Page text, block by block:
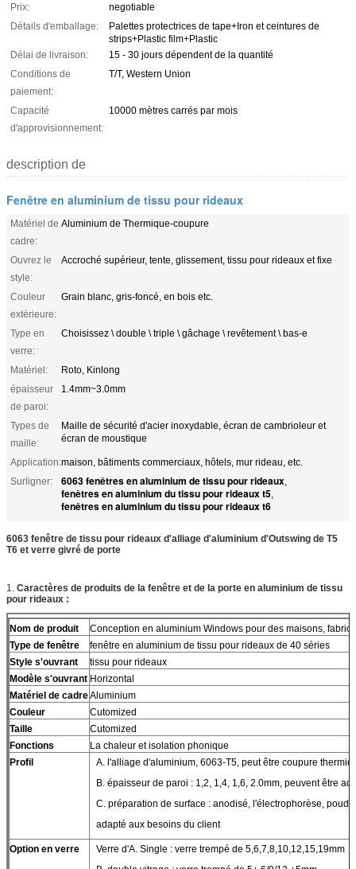
Prix:
negotiable
Détails d'emballage:
Palettes protectrices de tape+Iron et ceintures de
strips+Plastic film+Plastic
Délai de livraison:
15 - 30 jours dépendent de la quantité
Conditions de
paiement:
T/T, Western Union
Capacité
d'approvisionnement:
10000 mètres carrés par mois
description de
Fenêtre en aluminium de tissu pour rideaux
Matériel de
cadre:
Aluminium de Thermique-coupure
Ouvrez le
style:
Accroché supérieur, tente, glissement, tissu pour rideaux et fixe
Couleur
extérieure:
Grain blanc, gris-foncé, en bois etc.
Type en
verre:
Choisissez \ double \ triple \ gâchage \ revêtement \ bas-e
Matériel:
Roto, Kinlong
épaisseur
de paroi:
1.4mm~3.0mm
Types de
maille:
Maille de sécurité d'acier inoxydable, écran de cambrioleur et
écran de moustique
Application:maison, bâtiments commerciaux, hôtels, mur rideau, etc.
Surligner:
6063 fenêtres en aluminium de tissu pour rideaux,
fenêtres en aluminium du tissu pour rideaux t5,
fenêtres en aluminium du tissu pour rideaux t6
6063 fenêtre de tissu pour rideaux d'alliage d'aluminium d'Outswing de T5
T6 et verre givré de porte
1. Caractères de produits de la fenêtre et de la porte en aluminium de tissu
pour rideaux :
Nom de produit
Conception en aluminium Windows pour des maisons,
Type de fenêtre
fenêtre en aluminium de tissu pour rideaux de 40 séries
Style s'ouvrant
tissu pour rideaux
Modèle s'ouvrant Horizontal
Matériel de cadreAluminium
Couleur
Cutomized
Taille
Cutomized
Fonctions
La chaleur et isolation phonique
Profil
A. l'alliage d'aluminium, 6063-T5, peut être coupure
B. épaisseur de paroi : 1,2, 1,4, 1,6, 2.0mm, peuvent être
C. préparation de surface : anodisé, l'électrophorèse,
adapté aux besoins du client
Option en verre
Verre d'A. Single : verre trempé de 5,6,7,8,10,12,15,19mm